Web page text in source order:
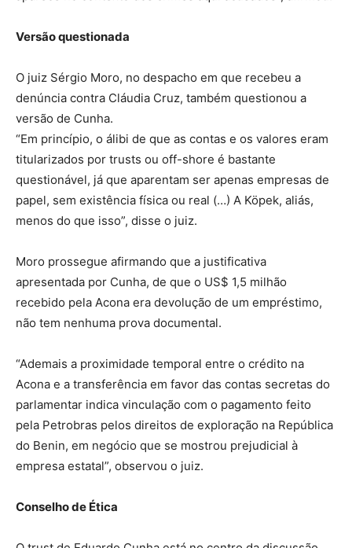
Versão questionada
O juiz Sérgio Moro, no despacho em que recebeu a
denúncia contra Cláudia Cruz, também questionou a
versão de Cunha.
“Em princípio, o álibi de que as contas e os valores eram
titularizados por trusts ou off-shore é bastante
questionável, já que aparentam ser apenas empresas de
papel, sem existência física ou real (…) A Köpek, aliás,
menos do que isso”, disse o juiz.
Moro prossegue afirmando que a justificativa
apresentada por Cunha, de que o US$ 1,5 milhão
recebido pela Acona era devolução de um empréstimo,
não tem nenhuma prova documental.
“Ademais a proximidade temporal entre o crédito na
Acona e a transferência em favor das contas secretas do
parlamentar indica vinculação com o pagamento feito
pela Petrobras pelos direitos de exploração na República
do Benin, em negócio que se mostrou prejudicial à
empresa estatal”, observou o juiz.
Conselho de Ética